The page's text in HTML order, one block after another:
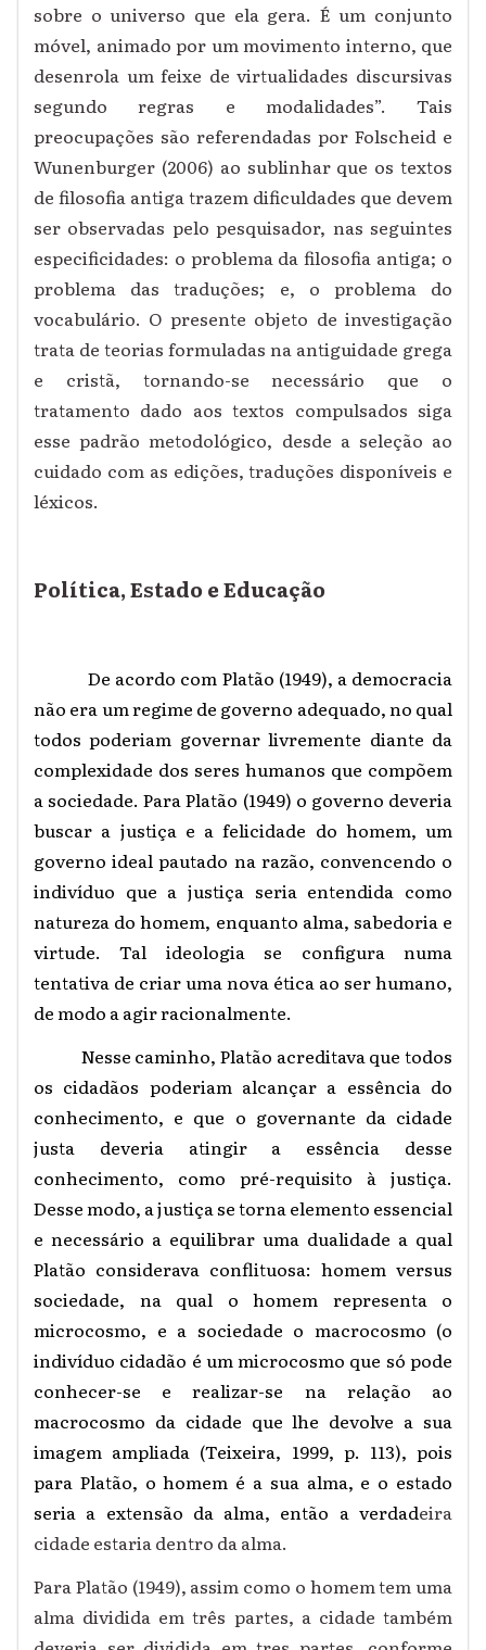
sobre o universo que ela gera. É um conjunto
móvel, animado por um movimento interno, que
desenrola um feixe de virtualidades discursivas
segundo regras e modalidades”. Tais
preocupações são referendadas por Folscheid e
Wunenburger (2006) ao sublinhar que os textos
de filosofia antiga trazem dificuldades que devem
ser observadas pelo pesquisador, nas seguintes
especificidades: o problema da filosofia antiga; o
problema das traduções; e, o problema do
vocabulário. O presente objeto de investigação
trata de teorias formuladas na antiguidade grega
e cristã, tornando-se necessário que o
tratamento dado aos textos compulsados siga
esse padrão metodológico, desde a seleção ao
cuidado com as edições, traduções disponíveis e
léxicos.
Política, Estado e Educação
De acordo com Platão (1949), a democracia
não era um regime de governo adequado, no qual
todos poderiam governar livremente diante da
complexidade dos seres humanos que compõem
a sociedade. Para Platão (1949) o governo deveria
buscar a justiça e a felicidade do homem, um
governo ideal pautado na razão, convencendo o
indivíduo que a justiça seria entendida como
natureza do homem, enquanto alma, sabedoria e
virtude. Tal ideologia se configura numa
tentativa de criar uma nova ética ao ser humano,
de modo a agir racionalmente.
Nesse caminho, Platão acreditava que todos
os cidadãos poderiam alcançar a essência do
conhecimento, e que o governante da cidade
justa deveria atingir a essência desse
conhecimento, como pré-requisito à justiça.
Desse modo, a justiça se torna elemento essencial
e necessário a equilibrar uma dualidade a qual
Platão considerava conflituosa: homem versus
sociedade, na qual o homem representa o
microcosmo, e a sociedade o macrocosmo (o
indivíduo cidadão é um microcosmo que só pode
conhecer-se e realizar-se na relação ao
macrocosmo da cidade que lhe devolve a sua
imagem ampliada (Teixeira, 1999, p. 113), pois
para Platão, o homem é a sua alma, e o estado
seria a extensão da alma, então a verdadeira
cidade estaria dentro da alma.
Para Platão (1949), assim como o homem tem uma
alma dividida em três partes, a cidade também